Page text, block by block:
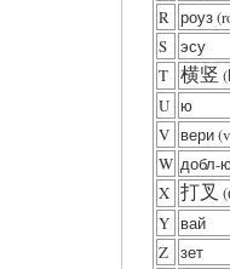
R роуз
S
эсу
T 横竖 (
U ю
V вери
W добл-
X 打叉 (
Y вай
Z зет